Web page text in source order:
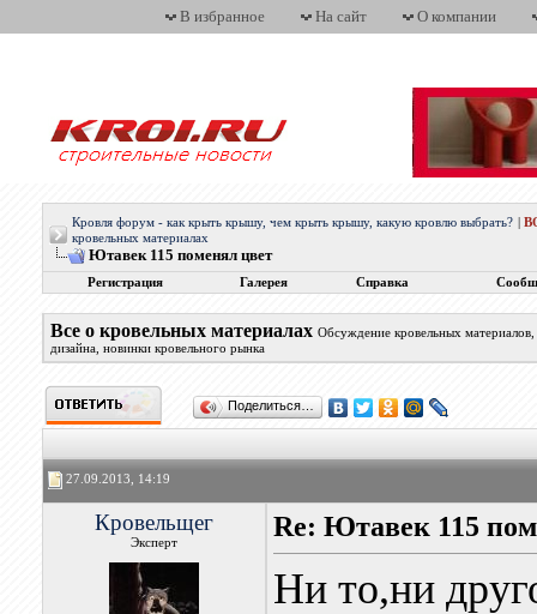
В избранное На сайт О компании
Кровля форум - как крыть крышу, чем крыть крышу, какую кровлю выбрать?
кровельных материалах
Ютавек 115 поменял цвет
Регистрация Галерея Справка
Все о кровельных материалах Обсуждение кровельных
дизайна, новинки кровельного рынка
Поделиться…
27.09.2013, 14:19
Кровельщег
Эксперт
Re: Ютавек 115
Ни то,ни